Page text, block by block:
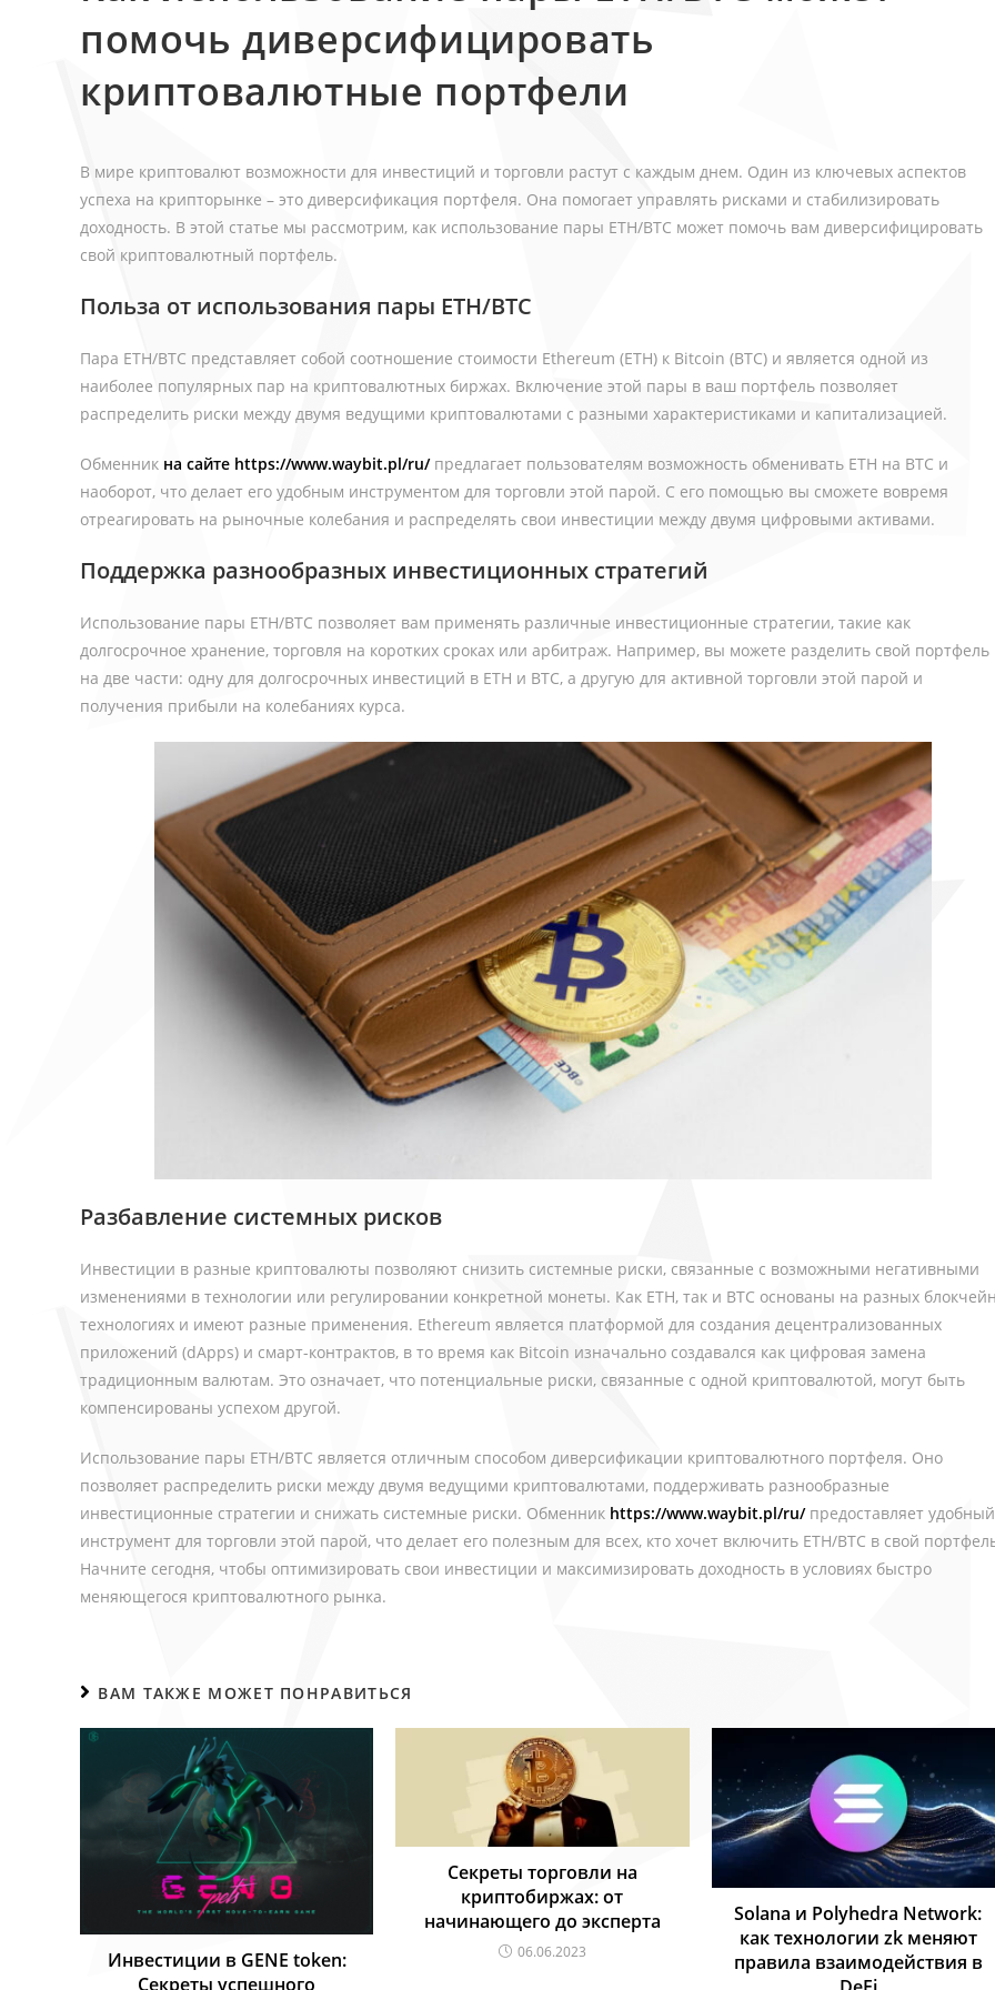
помочь диверсифицировать
криптовалютные портфели
В мире криптовалют возможности для инвестиций и торговли растут с каждым днем. Один из ключевых аспектов
успеха на крипторынке – это диверсификация портфеля. Она помогает управлять рисками и стабилизировать
доходность. В этой статье мы рассмотрим, как использование пары ETH/BTC может помочь вам диверсифицировать
свой криптовалютный портфель.
Польза от использования пары ETH/BTC
Пара ETH/BTC представляет собой соотношение стоимости Ethereum (ETH) к Bitcoin (BTC) и является одной из
наиболее популярных пар на криптовалютных биржах. Включение этой пары в ваш портфель позволяет
распределить риски между двумя ведущими криптовалютами с разными характеристиками и капитализацией.
Обменник на сайте https://www.waybit.pl/ru/предлагает пользователям возможность обменивать ETH на BTC и
наоборот, что делает его удобным инструментом для торговли этой парой. С его помощью вы сможете вовремя
отреагировать на рыночные колебания и распределять свои инвестиции между двумя цифровыми активами.
Поддержка разнообразных инвестиционных стратегий
Использование пары ETH/BTC позволяет вам применять различные инвестиционные стратегии, такие как
долгосрочное хранение, торговля на коротких сроках или арбитраж. Например, вы можете разделить свой портфель
на две части: одну для долгосрочных инвестиций в ETH и BTC, а другую для активной торговли этой парой и
получения прибыли на колебаниях курса.
Разбавление системных рисков
Инвестиции в разные криптовалюты позволяют снизить системные риски, связанные с возможными негативными
изменениями в технологии или регулировании конкретной монеты. Как ETH, так и BTC основаны на разных
технологиях и имеют разные применения. Ethereum является платформой для создания децентрализованных
приложений (dApps) и смарт-контрактов, в то время как Bitcoin изначально создавался как цифровая замена
традиционным валютам. Это означает, что потенциальные риски, связанные с одной криптовалютой, могут быть
компенсированы успехом другой.
Использование пары ETH/BTC является отличным способом диверсификации криптовалютного портфеля. Оно
позволяет распределить риски между двумя ведущими криптовалютами, поддерживать разнообразные
инвестиционные стратегии и снижать системные риски. Обменник https://www.waybit.pl/ru/предоставляет удобный
инструмент для торговли этой парой, что делает его полезным для всех, кто хочет включить ETH/BTC в свой
Начните сегодня, чтобы оптимизировать свои инвестиции и максимизировать доходность в условиях быстро
меняющегося криптовалютного рынка.
ВАМ ТАКЖЕ МОЖЕТ ПОНРАВИТЬСЯ
Инвестиции в GENE token:
Секреты успешного
Секреты торговли на
криптобиржах: от
начинающего до эксперта
06.06.2023
Solana и Polyhedra Network:
как технологии zk меняют
правила взаимодействия в